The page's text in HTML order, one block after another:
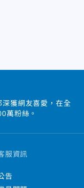
獲網友喜愛，在全
萬粉絲。
服資訊
告